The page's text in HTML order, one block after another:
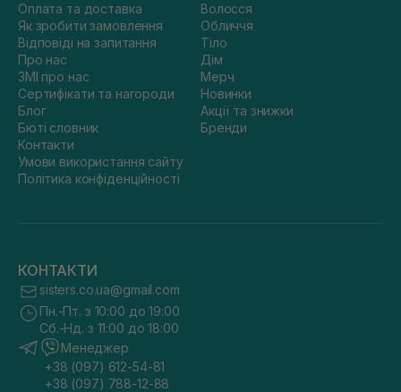
Оплата та доставка
Як зробити замовлення
Відповіді на запитання
Про нас
ЗМІ про нас
Сертифікати та нагороди
Блог
Бюті словник
Контакти
Умови використання сайту
Політика конфіденційності
Волосся
Обличчя
Тіло
Дім
Мерч
Новинки
Акції та знижки
Бренди
КОНТАКТИ
sisters.co.ua@gmail.com
Пн.-Пт. з 10:00 до 19:00
Сб.-Нд. з 11:00 до 18:00
Менеджер
+38 (097) 612-54-81
+38 (097) 788-12-88